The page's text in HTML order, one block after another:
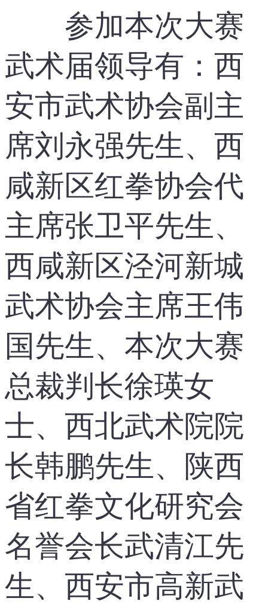
参加本次大赛
武术届领导有：西
安市武术协会副主
席刘永强先生、西
咸新区红拳协会代
主席张卫平先生、
西咸新区泾河新城
武术协会主席王伟
国先生、本次大赛
总裁判长徐瑛女
士、西北武术院院
长韩鹏先生、陕西
省红拳文化研究会
名誉会长武清江先
生、西安市高新武